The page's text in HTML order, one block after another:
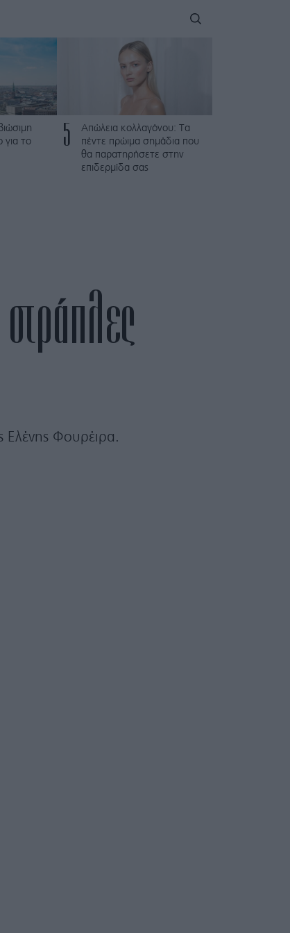
για το
5
Απώλεια κολλαγόνου: Τα
πέντε πρώιμα σημάδια που
θα παρατηρήσετε στην
επιδερμίδα σας
Ελένης Φουρέιρα.